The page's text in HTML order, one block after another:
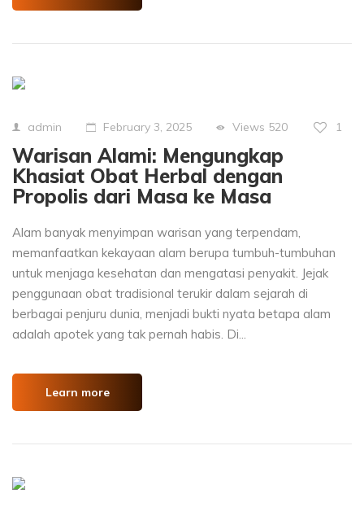
admin February 3, 2025 Views 520 1
Warisan Alami: Mengungkap
Khasiat Obat Herbal dengan
Propolis dari Masa ke Masa
Alam banyak menyimpan warisan yang terpendam,
memanfaatkan kekayaan alam berupa tumbuh-tumbuhan
untuk menjaga kesehatan dan mengatasi penyakit. Jejak
penggunaan obat tradisional terukir dalam sejarah di
berbagai penjuru dunia, menjadi bukti nyata betapa alam
adalah apotek yang tak pernah habis. Di...
Learn more